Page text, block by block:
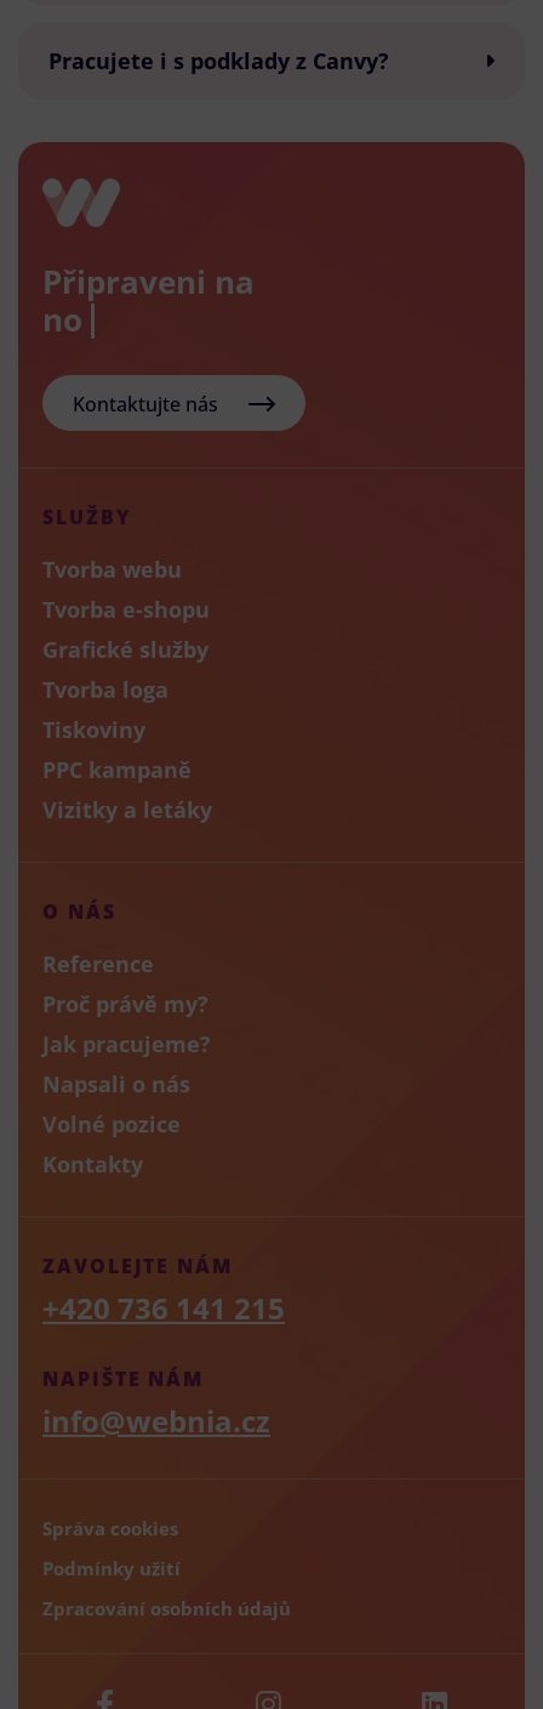
Pracujete i s podklady z Canvy?
Připraveni na
nový e-
Kontaktujte nás
SLUŽBY
Tvorba webu
Tvorba e-shopu
Grafické služby
Tvorba loga
Tiskoviny
PPC kampaně
Vizitky a letáky
O NÁS
Reference
Proč právě my?
Jak pracujeme?
Napsali o nás
Volné pozice
Kontakty
NAPIŠTE NÁM
info@webnia.cz
ZAVOLEJTE NÁM
+420 736 141 215
Správa cookies
Podmínky užití
Zpracování osobních údajů